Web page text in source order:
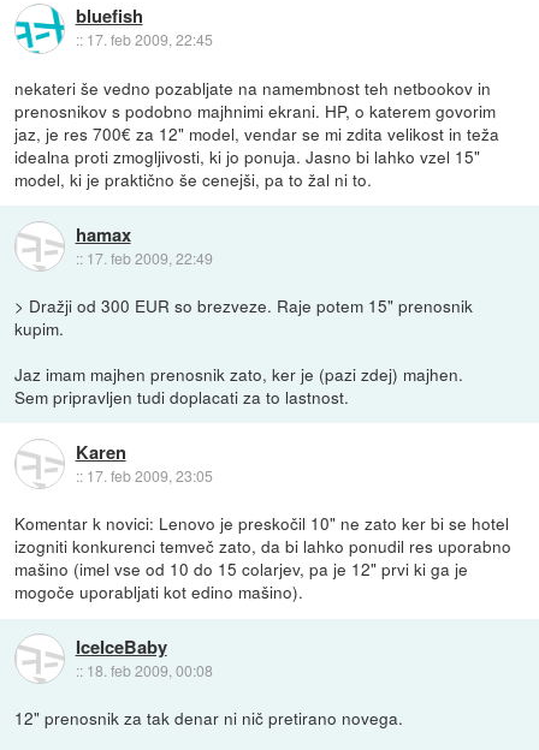
bluefish
:: 17. feb 2009, 22:45
nekateri še vedno pozabljate na namembnost teh netbookov in
prenosnikov s podobno majhnimi ekrani. HP, o katerem govorim
jaz, je res 700€ za 12" model, vendar se mi zdita velikost in teža
idealna proti zmogljivosti, ki jo ponuja. Jasno bi lahko vzel 15"
model, ki je praktično še cenejši, pa to žal ni to.
hamax
:: 17. feb 2009, 22:49
> Dražji od 300 EUR so brezveze. Raje potem 15" prenosnik
kupim.
Jaz imam majhen prenosnik zato, ker je (pazi zdej) majhen.
Sem pripravljen tudi doplacati za to lastnost.
Karen
:: 17. feb 2009, 23:05
Komentar k novici: Lenovo je preskočil 10" ne zato ker bi se hotel
izogniti konkurenci temveč zato, da bi lahko ponudil res uporabno
mašino (imel vse od 10 do 15 colarjev, pa je 12" prvi ki ga je
mogoče uporabljati kot edino mašino).
IceIceBaby
:: 18. feb 2009, 00:08
12" prenosnik za tak denar ni nič pretirano novega.